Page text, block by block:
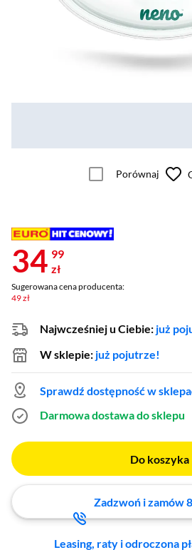
Porównaj
34 99
zł
Sugerowana cena producenta:
49 zł
Najwcześniej u Ciebie: już
W sklepie: już pojutrze!
Sprawdź dostępność w
Darmowa dostawa do sklepu
Do koszyka
Zadzwoń i zamów
Leasing, raty i odroczona